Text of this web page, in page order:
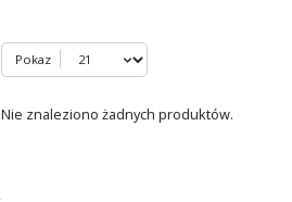
Pokaz
Nie znaleziono żadnych produktów.